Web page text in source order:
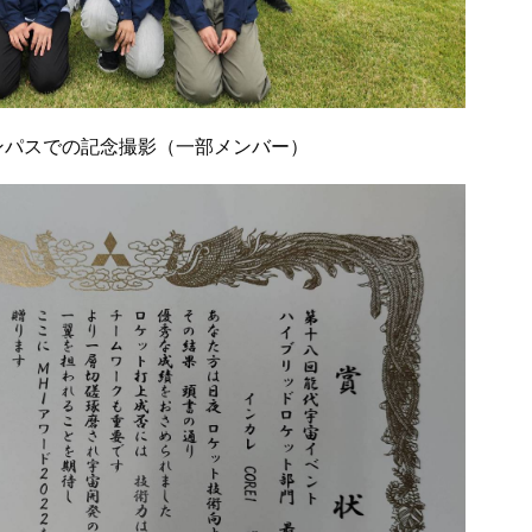
スでの記念撮影（一部メンバー）